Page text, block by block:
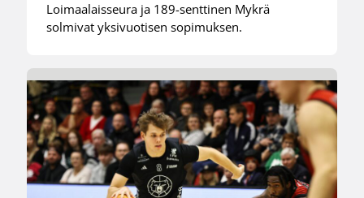
Loimaalaisseura ja 189-senttinen Mykrä
solmivat yksivuotisen sopimuksen.